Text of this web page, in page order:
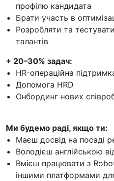
профілю кандидата
Брати участь в
Розробляти та
талантів
+ 20–30% задач:
HR-операційна
Допомога HRD
Онбординг нових
Ми будемо раді, якщо ти:
Маєш досвід на посаді
Володієш англійською
Вмієш працювати з
іншими платформами